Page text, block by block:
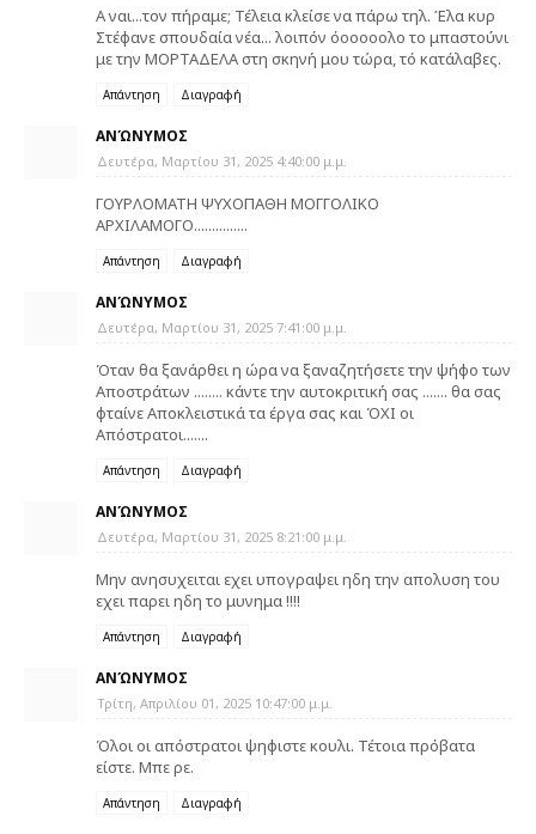
Α ναι...τον πήραμε; Τέλεια κλείσε να πάρω τηλ. Έλα κυρ
Στέφανε σπουδαία νέα... λοιπόν όοοοοολο το μπαστούνι
με την ΜΟΡΤΑΔΕΛΑ στη σκηνή μου τώρα, τό κατάλαβες.
Απάντηση Διαγραφή
ΑΝΏΝΥΜΟΣ
Δευτέρα, Μαρτίου 31, 2025 4:40:00 μ.μ.
ΓΟΥΡΛΟΜΑΤΗ ΨΥΧΟΠΑΘΗ ΜΟΓΓΟΛΙΚΟ
ΑΡΧΙΛΑΜΟΓΟ...............
Απάντηση Διαγραφή
ΑΝΏΝΥΜΟΣ
Δευτέρα, Μαρτίου 31, 2025 7:41:00 μ.μ.
Όταν θα ξανάρθει η ώρα να ξαναζητήσετε την ψήφο των
Αποστράτων ........ κάντε την αυτοκριτική σας ....... θα σας
φταίνε Αποκλειστικά τα έργα σας και ΌΧΙ οι
Απόστρατοι.......
Απάντηση Διαγραφή
ΑΝΏΝΥΜΟΣ
Δευτέρα, Μαρτίου 31, 2025 8:21:00 μ.μ.
Μην ανησυχειται εχει υπογραψει ηδη την απολυση του
εχει παρει ηδη το μυνημα !!!!
Απάντηση Διαγραφή
ΑΝΏΝΥΜΟΣ
Τρίτη, Απριλίου 01, 2025 10:47:00 μ.μ.
Όλοι οι απόστρατοι ψηφιστε κουλι. Τέτοια πρόβατα
είστε. Μπε ρε.
Απάντηση Διαγραφή